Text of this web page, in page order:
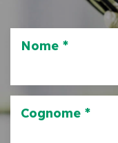
Nome *
Cognome *